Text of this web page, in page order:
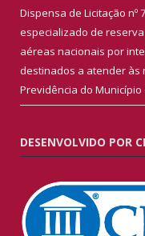
Dispensa de Licitação nº
especializado de
aéreas nacionais por
destinados a atender às
Previdência do Município
DESENVOLVIDO POR